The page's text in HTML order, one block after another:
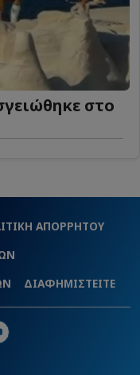
στο
ΑΠΟΡΡΗΤΟΥ
ΔΙΑΦΗΜΙΣΤΕΙΤΕ